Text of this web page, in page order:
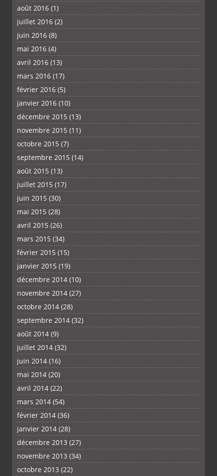
août 2016 (1)
juillet 2016 (2)
juin 2016 (8)
mai 2016 (4)
avril 2016 (13)
mars 2016 (17)
février 2016 (5)
janvier 2016 (10)
décembre 2015 (13)
novembre 2015 (11)
octobre 2015 (7)
septembre 2015 (14)
août 2015 (13)
juillet 2015 (17)
juin 2015 (30)
mai 2015 (28)
avril 2015 (26)
mars 2015 (34)
février 2015 (15)
janvier 2015 (19)
décembre 2014 (10)
novembre 2014 (27)
octobre 2014 (28)
septembre 2014 (32)
août 2014 (9)
juillet 2014 (32)
juin 2014 (16)
mai 2014 (20)
avril 2014 (22)
mars 2014 (54)
février 2014 (36)
janvier 2014 (28)
décembre 2013 (27)
novembre 2013 (34)
octobre 2013 (22)